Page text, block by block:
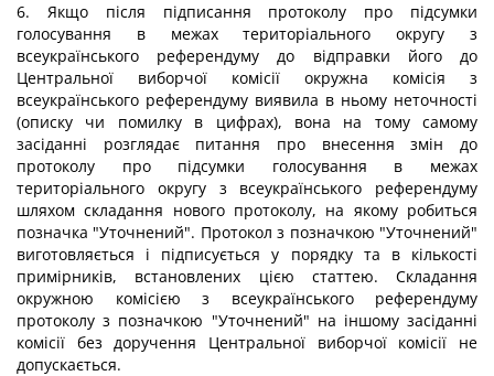
6. Якщо після підписання протоколу про підсумки
голосування в межах територіального округу з
всеукраїнського референдуму до відправки його до
Центральної виборчої комісії окружна комісія з
всеукраїнського референдуму виявила в ньому неточності
(описку чи помилку в цифрах), вона на тому самому
засіданні розглядає питання про внесення змін до
протоколу про підсумки голосування в межах
територіального округу з всеукраїнського референдуму
шляхом складання нового протоколу, на якому робиться
позначка "Уточнений". Протокол з позначкою "Уточнений"
виготовляється і підписується у порядку та в кількості
примірників, встановлених цією статтею. Складання
окружною комісією з всеукраїнського референдуму
протоколу з позначкою "Уточнений" на іншому засіданні
комісії без доручення Центральної виборчої комісії не
допускається.